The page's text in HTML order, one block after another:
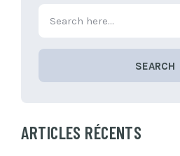
SEARCH
ARTICLES RÉCENTS